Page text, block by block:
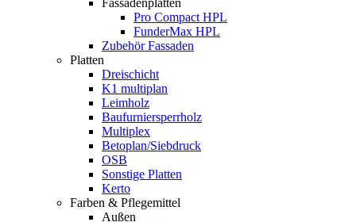
Fassadenplatten
Pro Compact HPL
FunderMax HPL
Zubehör Fassaden
Platten
Dreischicht
K1 multiplan
Leimholz
Baufurniersperrholz
Multiplex
Betoplan/Siebdruck
OSB
Sonstige Platten
Kerto
Farben & Pflegemittel
Außen